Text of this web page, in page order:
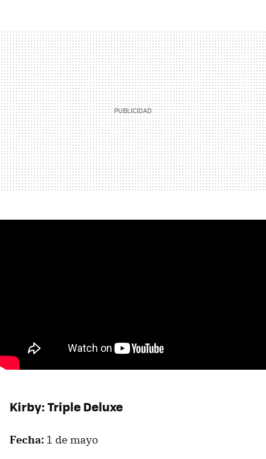
Kirby: Triple Deluxe
Fecha: 1 de mayo